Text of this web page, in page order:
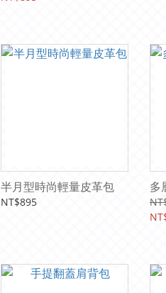
半月型時尚輕量皮革包
NT$895
多